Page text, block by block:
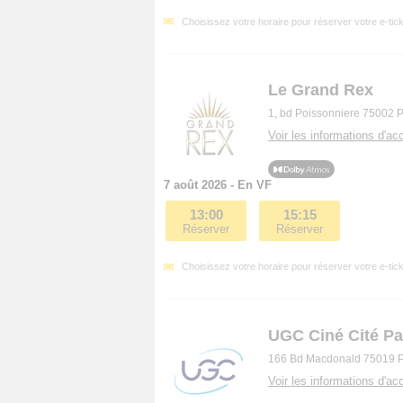
Choisissez votre horaire pour réserver votre e-
Le Grand Rex
1, bd Poissonniere 75002
Voir les informations
7 août 2026 - En VF
13:00
Réserver
15:15
Réserver
Choisissez votre horaire pour réserver votre e-
UGC Ciné Cité
166 Bd Macdonald 75019
Voir les informations